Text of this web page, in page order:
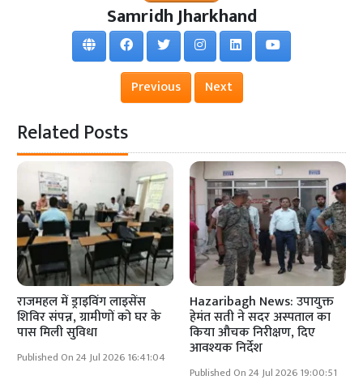
Samridh Jharkhand
Previous Next
Related Posts
राजमहल में ड्राइविंग लाइसेंस
शिविर संपन्न, ग्रामीणों को घर के
पास मिली सुविधा
Published On 24 Jul 2026 16:41:04
Hazaribagh News: उपायुक्त
हेमंत सती ने सदर अस्पताल का
किया औचक निरीक्षण, दिए
आवश्यक निर्देश
Published On 24 Jul 2026 19:00:51